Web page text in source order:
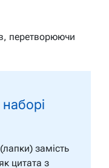
перетворюючи
замість
цитата з